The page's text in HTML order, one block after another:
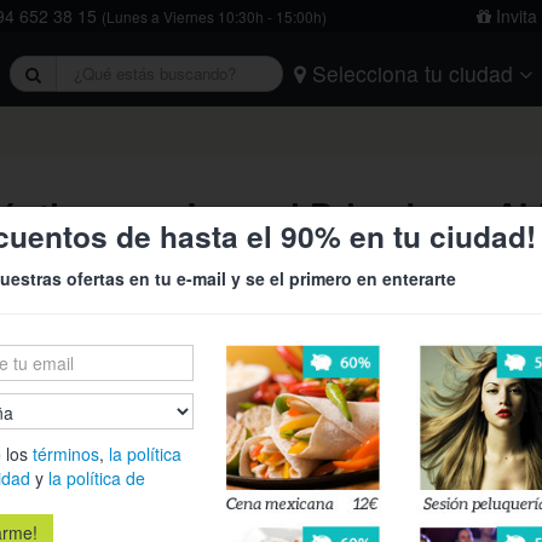
652 38 15 (Lunes a Viernes 10:30h - 15:00h)
Selecciona tu ciudad
Tarragona Vitoria
con Jacuzzi Privado en
›
Vive una
Akla Burgo
de última
refugio
descubrir la
paisajes del
de hasta el 90% en tu ciudad!
ofertas en tu e-mail y se el primero en enterarte
lostérminos, la política
y la política de